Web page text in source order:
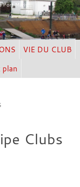
Port Marly
VIE DU CLUB
plan
Clubs